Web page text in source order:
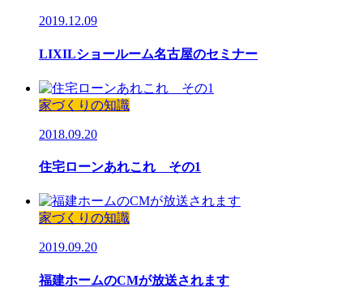
2019.12.09
LIXILショールーム名古屋のセミナー
家づくりの知識
2018.09.20
住宅ローンあれこれ その1
家づくりの知識
2019.09.20
福建ホームのCMが放送されます